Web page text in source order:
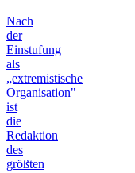
Nach
der
Einstufung
als
„extremistische
Organisation"
ist
die
Redaktion
des
größten